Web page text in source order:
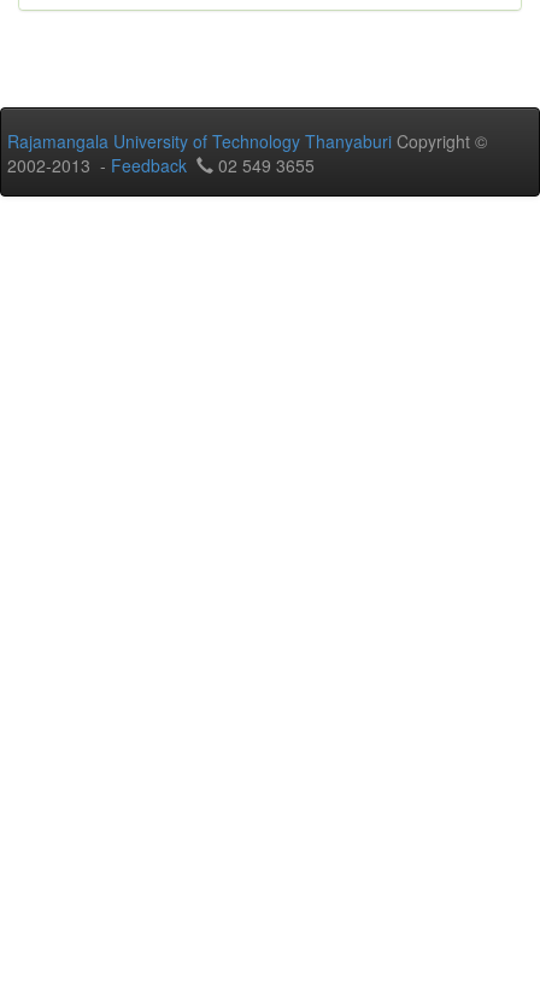
Rajamangala University of Technology Thanyaburi Copyright ©
2002-2013 - Feedback 02 549 3655